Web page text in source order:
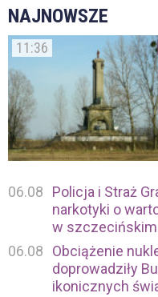
NAJNOWSZE
11:36
06.08
Policja i Straż
narkotyki o
w
06.08
Obciążenie
doprowadziły
ikonicznych